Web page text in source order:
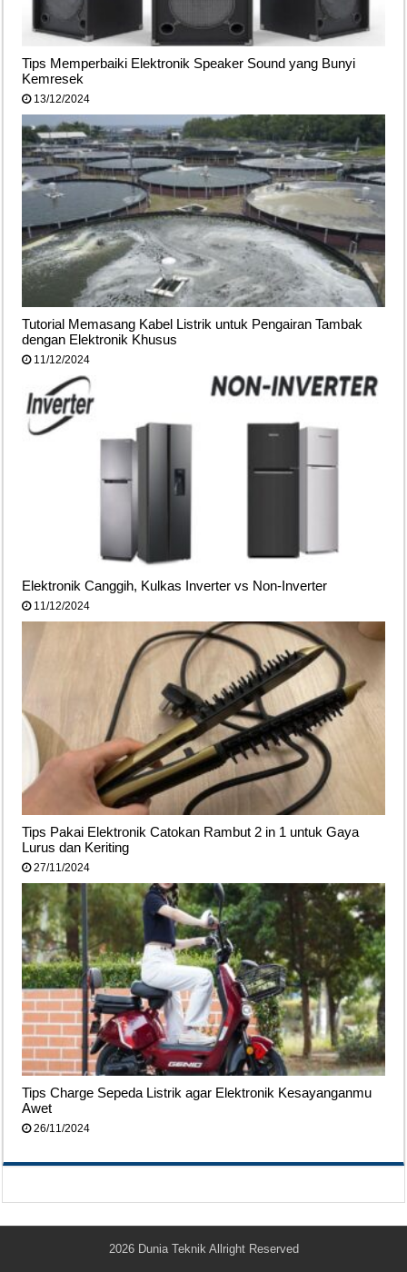
Tips Memperbaiki Elektronik Speaker Sound yang Bunyi
Kemresek
13/12/2024
Tutorial Memasang Kabel Listrik untuk Pengairan Tambak
dengan Elektronik Khusus
11/12/2024
Elektronik Canggih, Kulkas Inverter vs Non-Inverter
11/12/2024
Tips Pakai Elektronik Catokan Rambut 2 in 1 untuk Gaya
Lurus dan Keriting
27/11/2024
Tips Charge Sepeda Listrik agar Elektronik Kesayanganmu
Awet
26/11/2024
2026 Dunia Teknik Allright Reserved